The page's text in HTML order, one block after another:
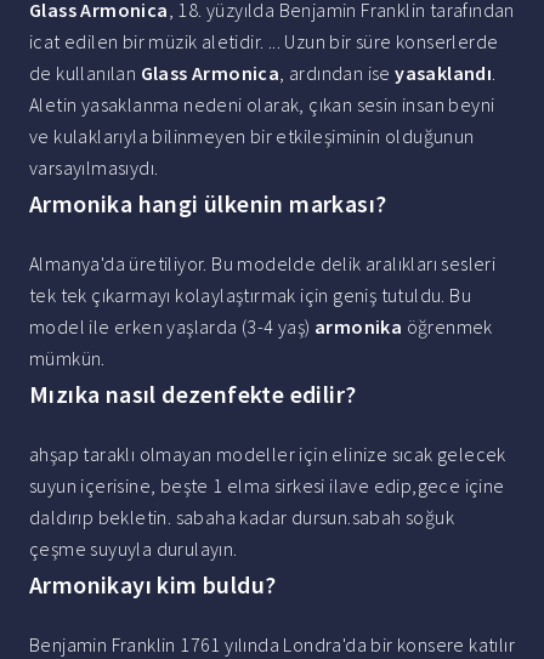
Glass Armonica, 18. yüzyılda Benjamin Franklin tarafından
icat edilen bir müzik aletidir. ... Uzun bir süre konserlerde
de kullanılan Glass Armonica, ardından iseyasaklandı.
Aletin yasaklanma nedeni olarak, çıkan sesin insan beyni
ve kulaklarıyla bilinmeyen bir etkileşiminin olduğunun
varsayılmasıydı.
Armonika hangi ülkenin markası?
Almanya'da üretiliyor. Bu modelde delik aralıkları sesleri
tek tek çıkarmayı kolaylaştırmak için geniş tutuldu. Bu
model ile erken yaşlarda (3-4 yaş) armonika öğrenmek
mümkün.
Mızıka nasıl dezenfekte edilir?
ahşap taraklı olmayan modeller için elinize sıcak gelecek
suyun içerisine, beşte 1 elma sirkesi ilave edip,gece içine
daldırıp bekletin. sabaha kadar dursun.sabah soğuk
çeşme suyuyla durulayın.
Armonikayı kim buldu?
Benjamin Franklin 1761 yılında Londra'da bir konsere katılır